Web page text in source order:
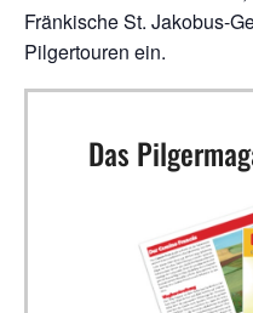
Fränkische St. Jakobus-
Pilgertouren ein.
Das